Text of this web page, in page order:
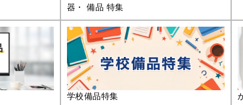
器・ 備品 特集
学校備品特集